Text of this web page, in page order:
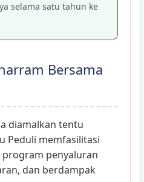
selama satu tahun ke
Bersama
diamalkan tentu
Peduli memfasilitasi
penyaluran
dan berdampak